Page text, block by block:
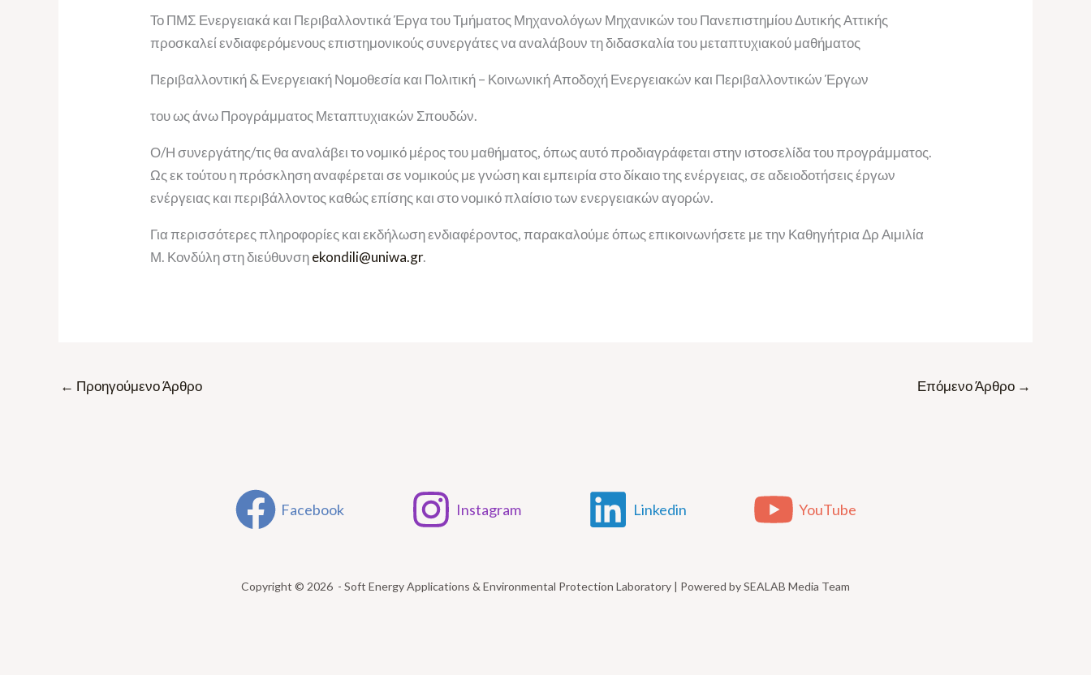
Το ΠΜΣ Ενεργειακά και Περιβαλλοντικά Έργα του Τμήματος Μηχανολόγων Μηχανικών του Πανεπιστημίου Δυτικής Αττικής
προσκαλεί ενδιαφερόμενους επιστημονικούς συνεργάτες να αναλάβουν τη διδασκαλία του μεταπτυχιακού μαθήματος
Περιβαλλοντική & Ενεργειακή Νομοθεσία και Πολιτική – Κοινωνική Αποδοχή Ενεργειακών και Περιβαλλοντικών Έργων
του ως άνω Προγράμματος Μεταπτυχιακών Σπουδών.
Ο/Η συνεργάτης/τις θα αναλάβει το νομικό μέρος του μαθήματος, όπως αυτό προδιαγράφεται στην ιστοσελίδα του προγράμματος.
Ως εκ τούτου η πρόσκληση αναφέρεται σε νομικούς με γνώση και εμπειρία στο δίκαιο της ενέργειας, σε αδειοδοτήσεις έργων
ενέργειας και περιβάλλοντος καθώς επίσης και στο νομικό πλαίσιο των ενεργειακών αγορών.
Για περισσότερες πληροφορίες και εκδήλωση ενδιαφέροντος, παρακαλούμε όπως επικοινωνήσετε με την Καθηγήτρια Δρ Αιμιλία
Μ. Κονδύλη στη διεύθυνσηekondili@uniwa.gr.
← Προηγούμενο Άρθρο Επόμενο Άρθρο →
Facebook Instagram Linkedin YouTube
Copyright © 2026 - Soft Energy Applications & Environmental Protection Laboratory | Powered by SEALAB Media Team